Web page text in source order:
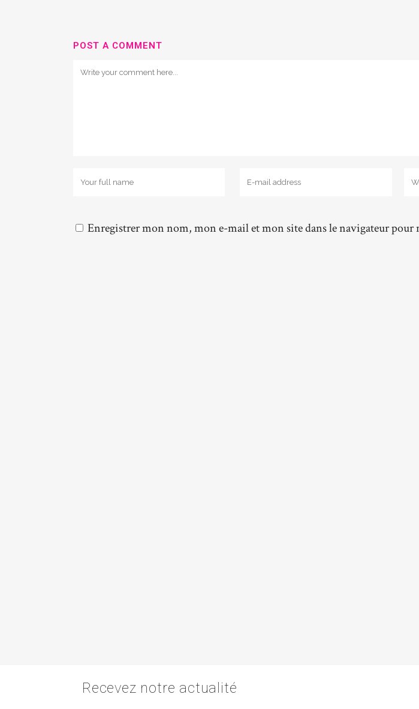
POST A COMMENT
Enregistrer mon nom, mon e-mail et mon site dans le navigateur
Recevez notre actualité